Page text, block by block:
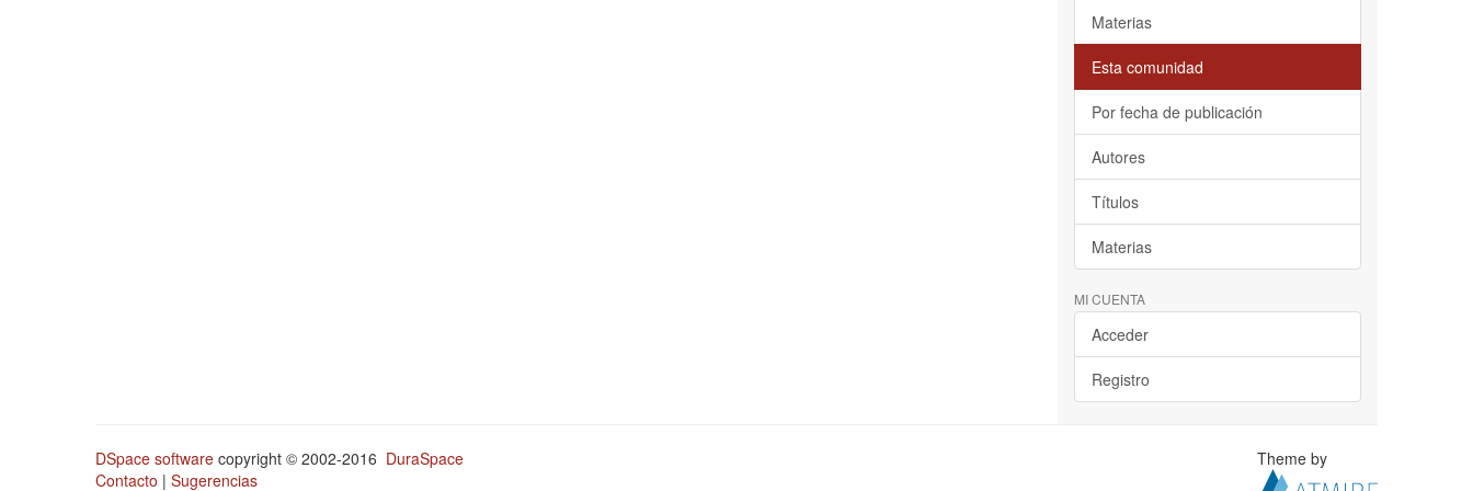
Materias
Esta comunidad
Por fecha de publicación
Autores
Títulos
Materias
MI CUENTA
Acceder
Registro
DSpace software copyright © 2002-2016 DuraSpace
Contacto | Sugerencias
Theme by